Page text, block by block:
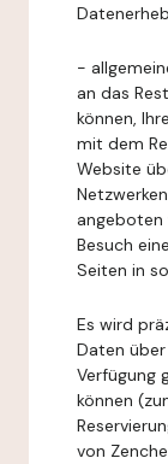
-
an das
können,
mit dem
Website
angeboten
Besuch
Seiten in
Es wird
Daten
Verfügung
können
von